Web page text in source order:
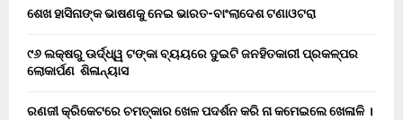
ଶେଖ ହାସିନାଙ୍କ ଭାଷଣକୁ ନେଇ ଭାରତ-ବାଂଲାଦେଶ ଟଣାଓଟରା
୯୬ ଲକ୍ଷରୁ ଊର୍ଦ୍ଧ୍ୱ ଟଙ୍କା ବ୍ୟୟରେ ଦୁଇଟି ଜନହିତକାରୀ ପ୍ରକଳ୍ପର
ଲୋକାର୍ପଣ ଶିଳାନ୍ୟାସ
ରଣଜୀ କ୍ରିକେଟରେ ଚମତ୍କାର ଖେଳ ପଦର୍ଶନ କରି ନା କମେଇଲେ ଖେଳାଳି ।